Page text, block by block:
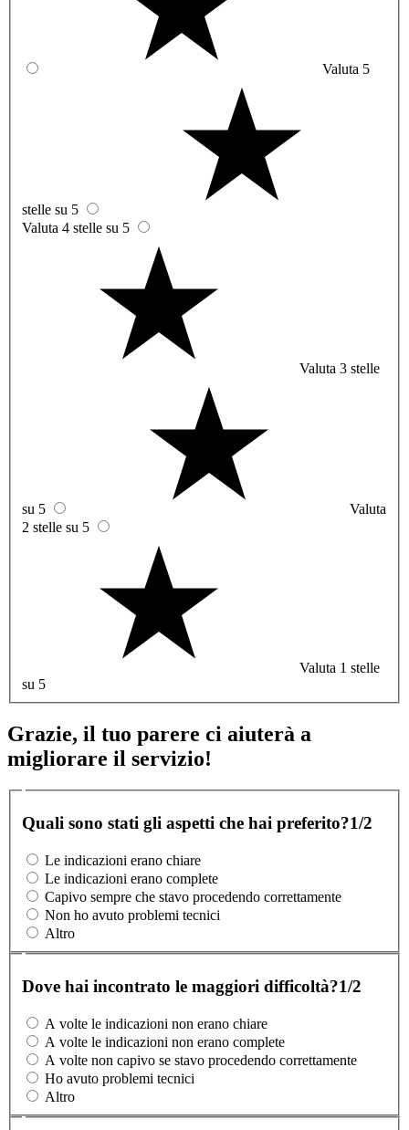
Valuta 5
stelle su 5
Valuta 4 stelle su 5
Valuta 3 stelle
su 5
Valuta
2 stelle su 5
Valuta 1 stelle
su 5
Grazie, il tuo parere ci aiuterà a
migliorare il servizio!
Quali sono stati gli aspetti che hai preferito?1/2
Le indicazioni erano chiare
Le indicazioni erano complete
Capivo sempre che stavo procedendo correttamente
Non ho avuto problemi tecnici
Altro
Dove hai incontrato le maggiori difficoltà?1/2
A volte le indicazioni non erano chiare
A volte le indicazioni non erano complete
A volte non capivo se stavo procedendo correttamente
Ho avuto problemi tecnici
Altro